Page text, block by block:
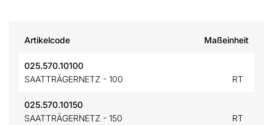
Artikelcode Maßeinheit
025.570.10100
SAATTRÄGERNETZ - 100
RT
025.570.10150
SAATTRÄGERNETZ - 150
RT